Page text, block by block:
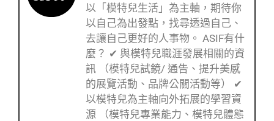
以「模特兒生活」為主軸，期待你
以自己為出發點，找尋透過自己、
去讓自己更好的人事物。 ASIF有什
麼？ ✔ 與模特兒職涯發展相關的資
訊 （模特兒試鏡/ 通告、提升美感
的展覽活動、品牌公關活動等） ✔
以模特兒為主軸向外拓展的學習資
源 （模特兒專業能力、模特兒體態